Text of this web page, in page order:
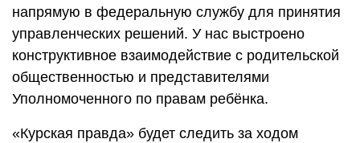
напрямую в федеральную службу для принятия
управленческих решений. У нас выстроено
конструктивное взаимодействие с родительской
общественностью и представителями
Уполномоченного по правам ребёнка.
«Курская правда» будет следить за ходом